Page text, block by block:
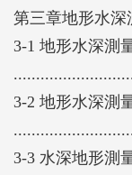
第三章地形水深
3-1 地形水深測
3-2 地形水深測
3-3 水深地形測